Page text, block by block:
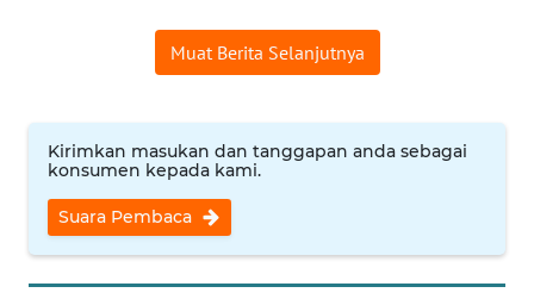
Muat Berita Selanjutnya
Kirimkan masukan dan tanggapan anda sebagai
konsumen kepada kami.
Suara Pembaca
WN
KUNINGAN
WN
MAJALENGKA